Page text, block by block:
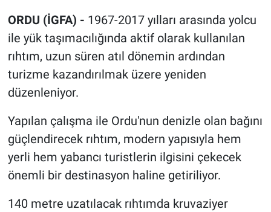
ORDU (İGFA) - 1967-2017 yılları arasında yolcu
ile yük taşımacılığında aktif olarak kullanılan
rıhtım, uzun süren atıl dönemin ardından
turizme kazandırılmak üzere yeniden
düzenleniyor.
Yapılan çalışma ile Ordu'nun denizle olan bağını
güçlendirecek rıhtım, modern yapısıyla hem
yerli hem yabancı turistlerin ilgisini çekecek
önemli bir destinasyon haline getiriliyor.
140 metre uzatılacak rıhtımda kruvaziyer